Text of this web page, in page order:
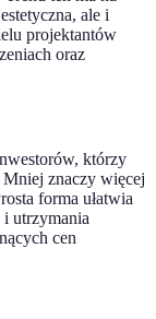
ale i
projektantów
oraz
którzy
Mniej znaczy więcej
forma ułatwia
utrzymania
cen